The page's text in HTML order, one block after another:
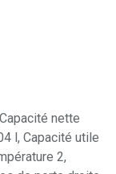
nette
l, Capacité utile
2,